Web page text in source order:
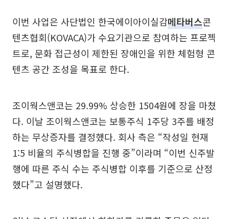
이번 사업은 사단법인 한국에이아이실감메타버스콘
텐츠협회(KOVACA)가 수요기관으로 참여하는 프로젝
트로, 문화 접근성이 제한된 장애인을 위한 체험형 콘
텐츠 공간 조성을 목표로 한다.
조이웍스앤코는 29.99% 상승한 1504원에 장을 마쳤
다. 이날 조이웍스앤코는 보통주식 1주당 3주를 배정
하는 무상증자를 결정했다. 회사 측은 “작성일 현재
1:5 비율의 주식병합을 진행 중”이라며 “이번 신주발
행에 따른 주식 수는 주식병합 이후를 기준으로 산정
했다”고 설명했다.